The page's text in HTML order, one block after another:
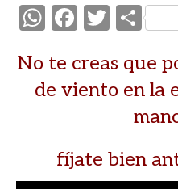
W
at
s
p
p
F
e
b
o
k
T
itt
er
C
m
p
ar
r
No te creas que
de viento en la
fíjate bien